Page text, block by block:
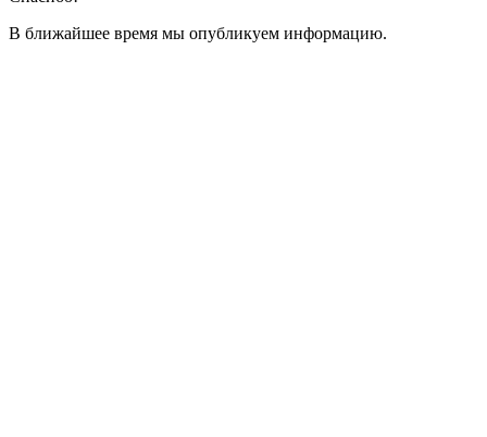
В ближайшее время мы опубликуем информацию.